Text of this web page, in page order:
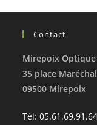
Contact
Mirepoix Optique
35 place
09500 Mirepoix
Tél: 05.61.69.91.64